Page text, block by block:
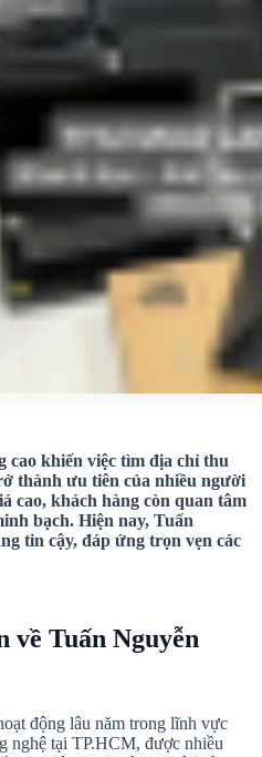
cao khiến việc tìm địa chỉ thu
thành ưu tiên của nhiều người
cao, khách hàng còn quan tâm
bạch. Hiện nay, Tuấn
tin cậy, đáp ứng trọn vẹn các
về Tuấn Nguyễn
động lâu năm trong lĩnh vực
nghệ tại TP.HCM, được nhiều